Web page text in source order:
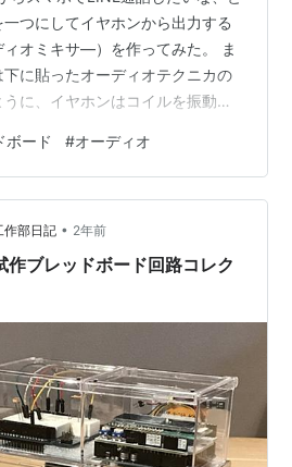
つにしてイヤホンから出力する
オミキサ―）を作ってみた。 ま
に貼ったオーディオテクニカの
に、イヤホンはコイルを振動さ
ば複数の音をイヤホンから同時
technica.co.jp 部品の選定・調達
あえず2つのオーディオ入力を電
で、最低限の構成で作るならオ
（入力用2つ・出力用1つ）あれ…
ボード #オーディオ
作部日記 • 2年前
ブレッドボード回路コレク